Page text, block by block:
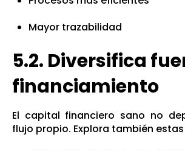
Mayor trazabilidad
5.2. Diversifica
financiamiento
El capital financiero sano no
flujo propio. Explora también